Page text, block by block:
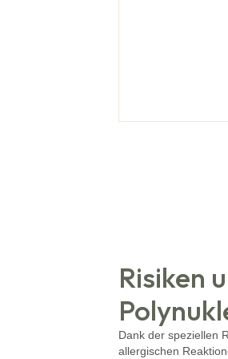
Risiken
Dank der speziellen
allergischen